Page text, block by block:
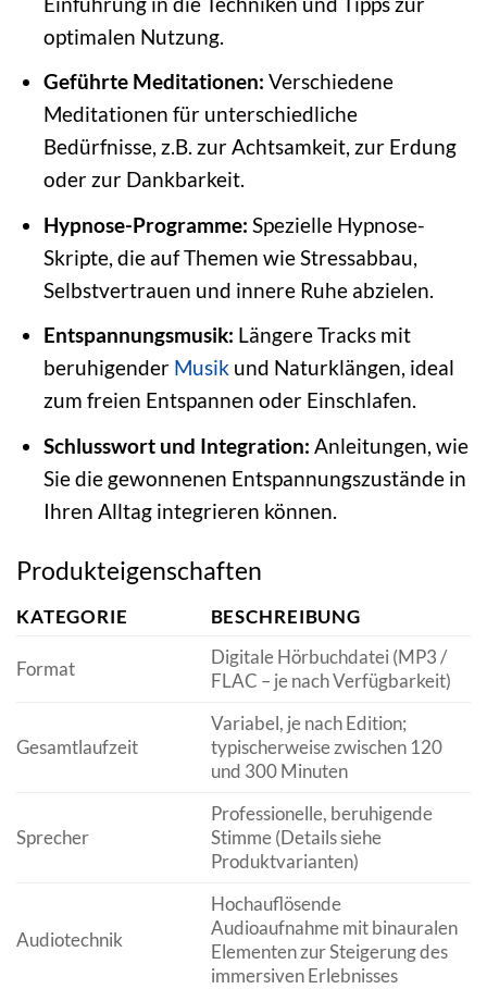
optimalen Nutzung.
Geführte Meditationen: Verschiedene
Meditationen für unterschiedliche
Bedürfnisse, z.B. zur Achtsamkeit, zur Erdung
oder zur Dankbarkeit.
Hypnose-Programme: Spezielle Hypnose-
Skripte, die auf Themen wie Stressabbau,
Selbstvertrauen und innere Ruhe abzielen.
Entspannungsmusik: Längere Tracks mit
beruhigender Musikund Naturklängen, ideal
zum freien Entspannen oder Einschlafen.
Schlusswort und Integration: Anleitungen, wie
Sie die gewonnenen Entspannungszustände in
Ihren Alltag integrieren können.
Produkteigenschaften
KATEGORIE BESCHREIBUNG
Format
Digitale Hörbuchdatei (MP3 /
FLAC – je nach Verfügbarkeit)
Gesamtlaufzeit
Variabel, je nach Edition;
typischerweise zwischen 120
und 300 Minuten
Sprecher
Professionelle, beruhigende
Stimme (Details siehe
Produktvarianten)
Audiotechnik
Hochauflösende
Audioaufnahme mit binauralen
Elementen zur Steigerung des
immersiven Erlebnisses